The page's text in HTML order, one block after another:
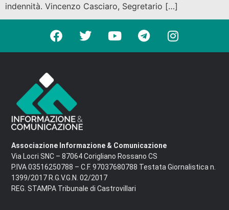
indennità. Vincenzo Casciaro, Segretario […]
Associazione Informazione & Comunicazione
Via Locri SNC – 87064 Corigliano Rossano CS
P.IVA 03516250788 – C.F. 97037680788 Testata Giornalistica n.
1399/2017 R.G.V.G.N. 02/2017
REG. STAMPA Tribunale di Castrovillari